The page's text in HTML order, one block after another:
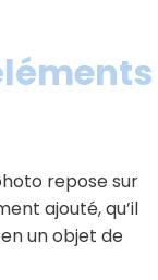
repose sur
ajouté, qu’il
un objet de